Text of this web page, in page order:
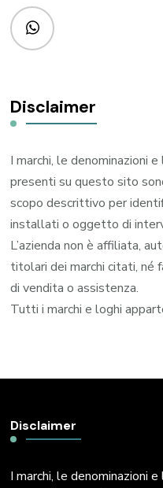
Disclaimer
I marchi, le denominazioni
presenti su questo sito
scopo descrittivo per
installati o oggetto di
L’azienda non è affiliata,
titolari dei marchi citati,
di vendita o assistenza.
Tutti i marchi e loghi
Disclaimer
I marchi, le denominazioni